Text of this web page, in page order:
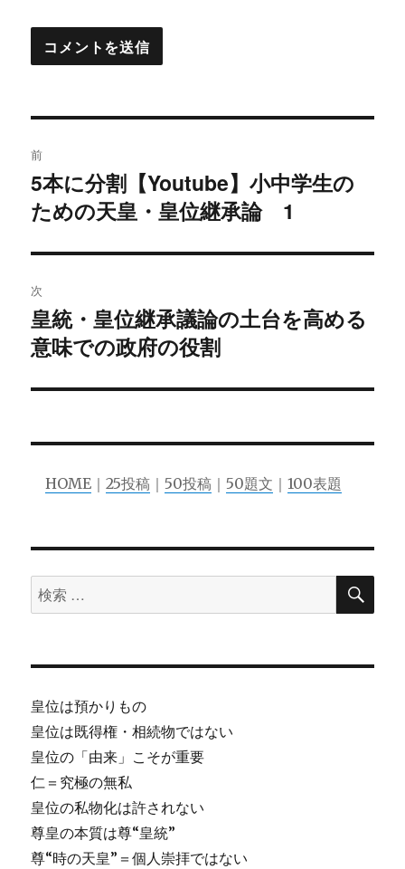
稿
ナ
ビ
ゲ
ー
シ
ン
前
過
去
投
稿:
5本に分割【Youtube】小中学生の
ための天皇・皇位継承論 1
次
次
の
稿:
皇統・皇位継承議論の土台を高める
意味での政府の役割
HOME ｜25投稿 ｜ 50投稿 ｜ 50題文 ｜100表題
検
索
象:
検
皇位は預かりもの
皇位は既得権・相続物ではない
皇位の「由来」こそが重要
仁＝究極の無私
皇位の私物化は許されない
尊皇の本質は尊“皇統”
尊“時の天皇”＝個人崇拝ではない